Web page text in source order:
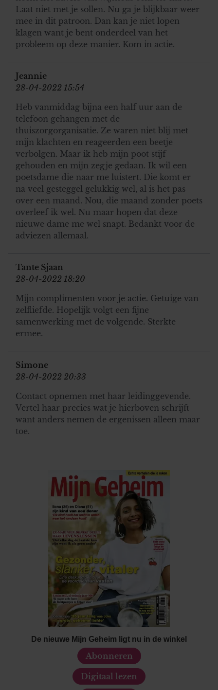
Laat niet met je sollen. Nu ga je blijkbaar weer
mee in dit patroon. Dan kan je niet lopen
klagen want je bent onderdeel van het
probleem op deze manier. Kom in actie.
Jeannie
28-04-2022 15:54
Heb vanmiddag bijna een half uur aan de
telefoon gehangen met de
thuiszorgorganisatie. Ze waren niet blij met
mijn klachten en reageerden een beetje
verbolgen. Maar ik heb mijn poot stijf
gehouden en mijn zegje gedaan. Ik wil een
poetsdame die naar me luistert. Die komt er
na veel gesteggel gelukkig wel, al is het pas
over een maand. Nou, die maand zonder poets
overleef ik wel. Nu maar hopen dat deze
nieuwe dame me wel snapt. Bedankt voor de
adviezen allemaal.
Tante Sjaan
28-04-2022 18:20
Mijn complimenten voor je actie. Getuige van
zelfliefde. Hopelijk volgt een fijne
samenwerking met de volgende. Sterkte
ermee.
Simone
28-04-2022 20:33
Contact opnemen met haar leidinggevende.
Vertel haar precies wat je hierboven schrijft
want anders nemen de ergenissen alleen maar
toe.
De nieuwe Mijn Geheim ligt nu in de winkel
Abonneren
Digitaal lezen